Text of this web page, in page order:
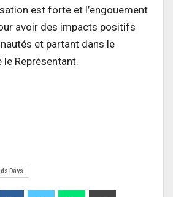
est forte et l’engouement
avoir des impacts positifs
et partant dans le
le Représentant.
Days